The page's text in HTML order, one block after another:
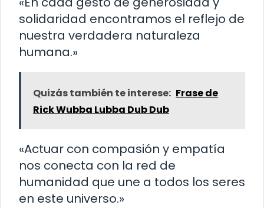
solidaridad encontramos el reflejo de
nuestra verdadera naturaleza
humana.»
Quizás también te interese: Frase de
Rick Wubba Lubba Dub Dub
«Actuar con compasión y empatía
nos conecta con la red de
humanidad que une a todos los seres
en este universo.»